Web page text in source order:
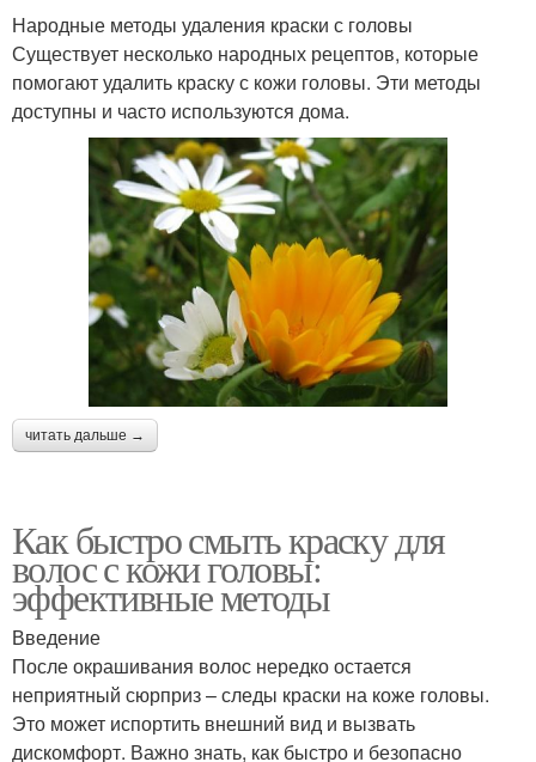
Народные методы удаления краски с головы
Существует несколько народных рецептов, которые
помогают удалить краску с кожи головы. Эти методы
доступны и часто используются дома.
читать дальше →
Как быстро смыть краску для
волос с кожи головы:
эффективные методы
Введение
После окрашивания волос нередко остается
неприятный сюрприз – следы краски на коже головы.
Это может испортить внешний вид и вызвать
дискомфорт. Важно знать, как быстро и безопасно